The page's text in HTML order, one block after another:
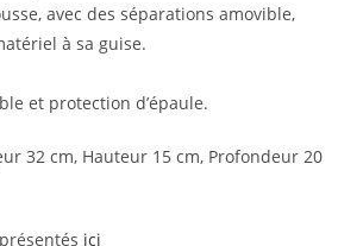
avec des séparations amovible,
à sa guise.
et protection d’épaule.
32 cm, Hauteur 15 cm, Profondeur 20
ici